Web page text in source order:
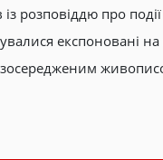
розповіддю про
експоновані